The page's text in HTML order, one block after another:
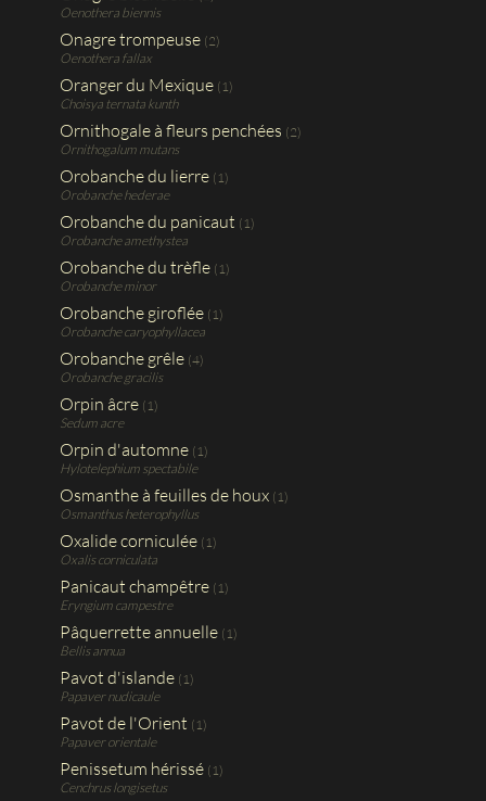
Oenothera biennis
Onagre trompeuse (2)
Oenothera fallax
Oranger du Mexique (1)
Choisya ternata kunth
Ornithogale à fleurs penchées (2)
Ornithogalum mutans
Orobanche du lierre (1)
Orobanche hederae
Orobanche du panicaut (1)
Orobanche amethystea
Orobanche du trèfle (1)
Orobanche minor
Orobanche giroflée (1)
Orobanche caryophyllacea
Orobanche grêle (4)
Orobanche gracilis
Orpin âcre (1)
Sedum acre
Orpin d'automne (1)
Hylotelephium spectabile
Osmanthe à feuilles de houx (1)
Osmanthus heterophyllus
Oxalide corniculée (1)
Oxalis corniculata
Panicaut champêtre (1)
Eryngium campestre
Pâquerrette annuelle (1)
Bellis annua
Pavot d'islande (1)
Papaver nudicaule
Pavot de l'Orient (1)
Papaver orientale
Penissetum hérissé (1)
Cenchrus longisetus